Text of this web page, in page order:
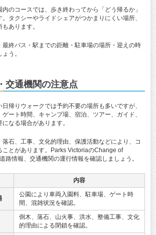
のコースでは、歩き終わってから「どう帰るか」
タクシーやライドシェアがつかまりにくい場所、
あります。
最終バス・駅までの距離・駐車場の場所・迎えの時
う。
交通機関の注意点
帰りウォークでは予約不要の場所も多いですが、
ート時間、キャンプ場、宿泊、ツアー、ガイド、
なる場合があります。
落石、工事、文化的理由、保護活動などにより、コ
ことがあります。Parks VictoriaのChange of
路情報、交通機関の運行情報を確認しましょう。
内容
公園により車両入園料、駐車場、ゲート時
間、混雑状況を確認。
倒木、落石、山火事、洪水、整備工事、文化
的理由による閉鎖を確認。